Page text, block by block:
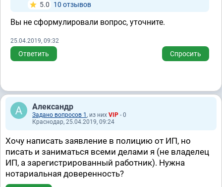
5.0
10 отзывов
Вы не сформулировали вопрос, уточните.
25.04.2019, 09:32
Ответить Спросить
Александр
Задано вопросов 1 , из них VIP - 0
Краснодар, 25.04.2019, 09:24
Хочу написать заявление в полицию от ИП, но
писать и заниматься всеми делами я (не владелец
ИП, а зарегистрированный работник). Нужна
нотариальная доверенность?